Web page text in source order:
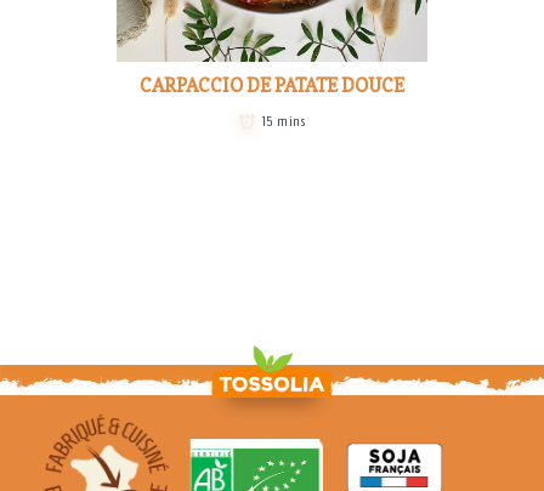
CARPACCIO DE PATATE DOUCE
15 mins